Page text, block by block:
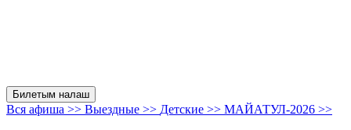
Билетым налаш
Вся афиша >> Выездные >> Детские >> МАЙАТУЛ-2026 >>